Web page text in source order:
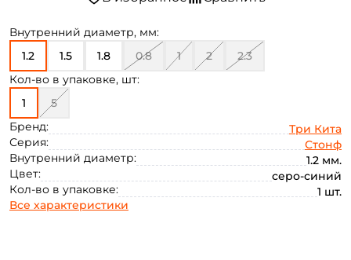
Внутренний диаметр, мм:
1.2
1.5 1.8 0.8 1 2
2.3
Кол-во в упаковке, шт:
1
5
Бренд:
Три Кита
Серия:
Стонф
Внутренний диаметр:
1.2 мм.
Цвет:
серо-синий
Кол-во в упаковке:
1 шт.
Все характеристики